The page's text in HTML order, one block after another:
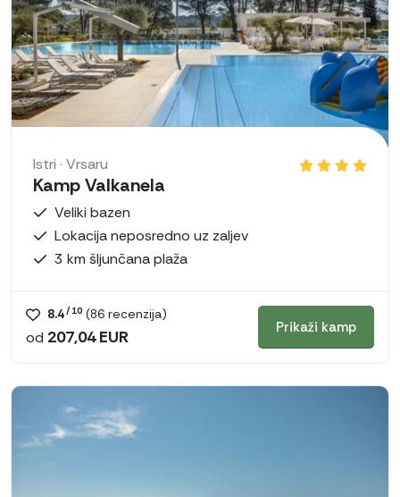
Istri · Vrsaru
Kamp Valkanela
Veliki bazen
Lokacija neposredno uz zaljev
3 km šljunčana plaža
8.4/ 10 (86 recenzija)
od 207,04 EUR Prikaži kamp